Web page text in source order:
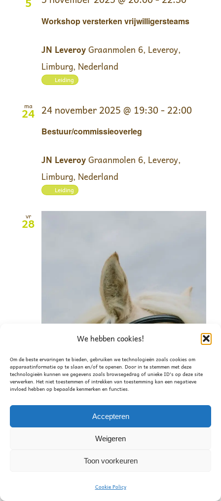
We hebben cookies!
Om de beste ervaringen te bieden, gebruiken we technologieën zoals cookies om
apparaatinformatie op te slaan en/of te openen. Door in te stemmen met deze
technologieën kunnen we gegevens zoals browsegedrag of unieke ID's op deze site
verwerken. Het niet toestemmen of intrekken van toestemming kan een negatieve
invloed hebben op bepaalde kenmerken en functies.
Accepteren
Weigeren
Toon voorkeuren
Cookie Policy
Workshop versterken vrijwilligersteams
JN LeveroyGraanmolen 6, Leveroy,
Limburg, Nederland
Leiding
ma
24
Bestuur/commissieoverleg
24 november 2025 @ 19:30- 22:00
JN LeveroyGraanmolen 6, Leveroy,
Limburg, Nederland
Leiding
vr
28